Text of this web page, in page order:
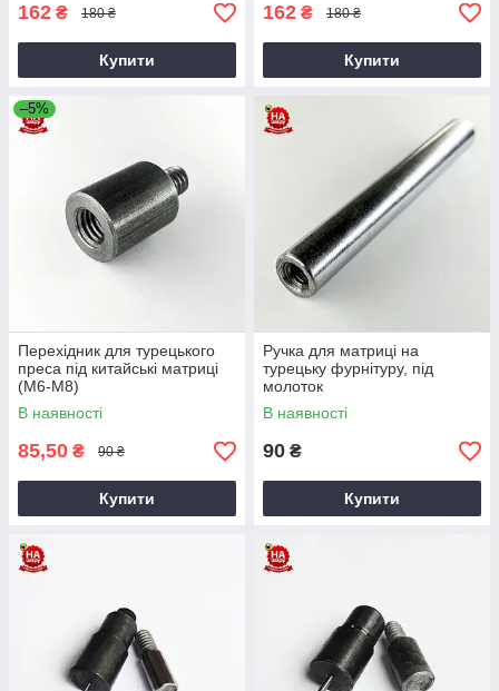
162 ₴ 180 ₴
Купити
162 ₴ 180 ₴
Купити
–5%
Перехідник для турецького
преса під китайські матриці
(М6-М8)
В наявності
85,50 ₴ 90 ₴
Купити
Ручка для матриці на
турецьку фурнітуру, під
молоток
В наявності
90 ₴
Купити